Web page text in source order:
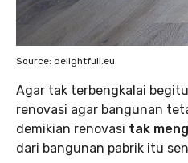
Source: delightfull.eu
Agar tak terbengkalai
renovasi agar bangunan
demikian renovasi tak
dari bangunan pabrik itu